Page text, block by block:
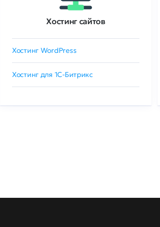
Хостинг сайтов
Хостинг WordPress
Хостинг для 1C-Битрикс